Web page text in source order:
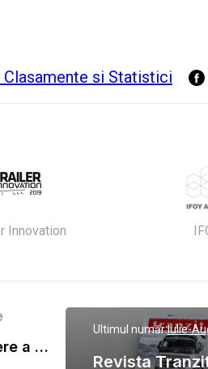
Innovation
Gala Tranzit de premiere a celor mai eficienti operatori de transport marfa 2023
Ultimul număr:Iulie-
Revista